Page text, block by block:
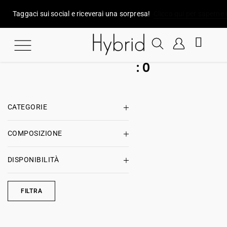
Taggaci sui social e riceverai una sorpresa!
: 0
CATEGORIE
COMPOSIZIONE
DISPONIBILITÀ
FILTRA